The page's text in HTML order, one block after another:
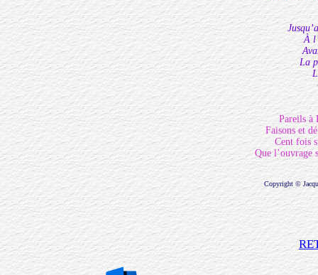
À
La
Pareils à
Faisons et
Cent fois
Que l’ouvrage
Copyright ©